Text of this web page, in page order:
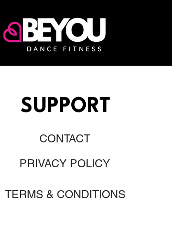
SUPPORT
CONTACT
PRIVACY POLICY
TERMS & CONDITIONS